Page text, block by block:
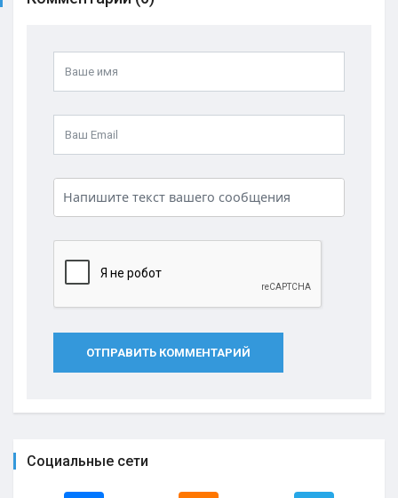
ОТПРАВИТЬ КОММЕНТАРИЙ
Социальные сети